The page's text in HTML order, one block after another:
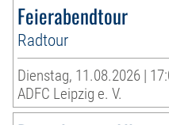
Feierabendtour
Radtour
Dienstag, 11.08.2026 |
ADFC Leipzig e. V.